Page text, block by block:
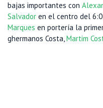
bajas importantes con
Salvador en el centro del
Marques en portería la
ghermanos Costa,Martim